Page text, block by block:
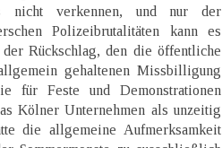
nicht verkennen, und nur der
Polizeibrutalitäten kann es
Rückschlag, den die öffentliche
gehaltenen Missbilligung
für Feste und Demonstrationen
Kölner Unternehmen als unzeitig
die allgemeine Aufmerksamkeit